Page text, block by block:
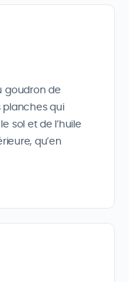
goudron de
planches qui
sol et de l’huile
qu’en